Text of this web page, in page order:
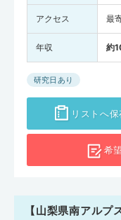
アクセス 最
年収 約
研究日あり
リストへ保
希
【山梨県南アル